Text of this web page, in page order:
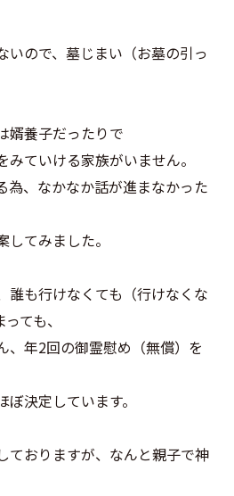
いので、墓じまい（お墓の引っ
婿養子だったりで
ていける家族がいません。
為、なかなか話が進まなかった
てみました。
誰も行けなくても（行けなくな
ても、
、年2回の御霊慰め（無償）を
決定しています。
ておりますが、なんと親子で神